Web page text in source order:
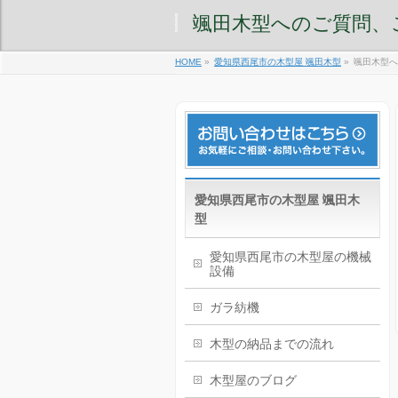
颯田木型へのご質問、
HOME » 愛知県西尾市の木型屋 颯田木型 » 颯田木型
愛知県西尾市の木型屋 颯田木
型
愛知県西尾市の木型屋の機械
設備
ガラ紡機
木型の納品までの流れ
木型屋のブログ